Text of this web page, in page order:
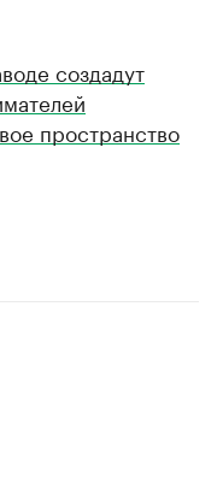
создадут
пространство